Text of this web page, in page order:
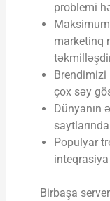
problemi
marketinq
Brendimizi
çox səy
Dünyanın
Populyar
inteqrasiya
Birbaşa